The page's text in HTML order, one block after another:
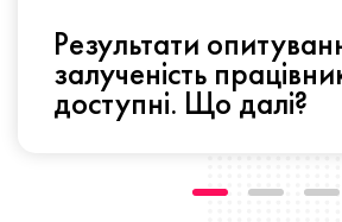
Результати
залученість
доступні. Що далі?